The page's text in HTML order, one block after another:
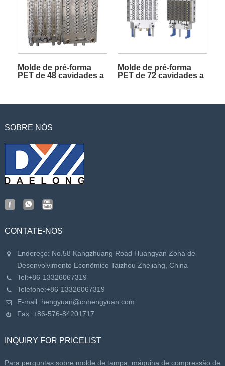
Molde de pré-forma
PET de 48 cavidades a
Molde de pré-forma
PET de 72 cavidades a
SOBRE NÓS
CONTATE-NOS
Endereço: No.58 Kangzhuang Road Huangyan Zona de
Desenvolvimento Econômico Taizhou Zhejiang, China
Tel:+86-13326067319
Telefone:+86-13326067319
E-mail: hengyuan@cnhengyuan.com
Fax: +86-576-84201717
INQUIRY FOR PRICELIST
Para perguntas sobre molde de tampa, máquina de compressão de